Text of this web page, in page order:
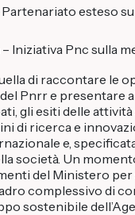
Partenariato esteso
– Iniziativa Pnc sulla
di raccontare le
Pnrr e presentare
gli esiti delle attività
di ricerca e
e,
società. Un
del Ministero
complessivo di
sostenibile